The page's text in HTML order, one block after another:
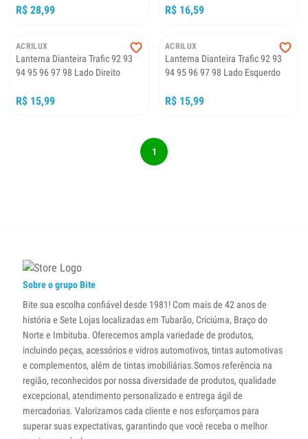
R$ 28,99 R$ 16,59
ACRILUX
Lanterna Dianteira Trafic 92 93
94 95 96 97 98 Lado Direito
R$ 15,99
ACRILUX
Lanterna Dianteira Trafic 92 93
94 95 96 97 98 Lado Esquerdo
R$ 15,99
1
Sobre o grupo Bite
Bite sua escolha confiável desde 1981! Com mais de 42 anos de
história e Sete Lojas localizadas em Tubarão, Criciúma, Braço do
Norte e Imbituba. Oferecemos ampla variedade de produtos,
incluindo peças, acessórios e vidros automotivos, tintas automotivas
e complementos, além de tintas imobiliárias.Somos referência na
região, reconhecidos por nossa diversidade de produtos, qualidade
excepcional, atendimento personalizado e entrega ágil de
mercadorias. Valorizamos cada cliente e nos esforçamos para
superar suas expectativas, garantindo que você receba o melhor